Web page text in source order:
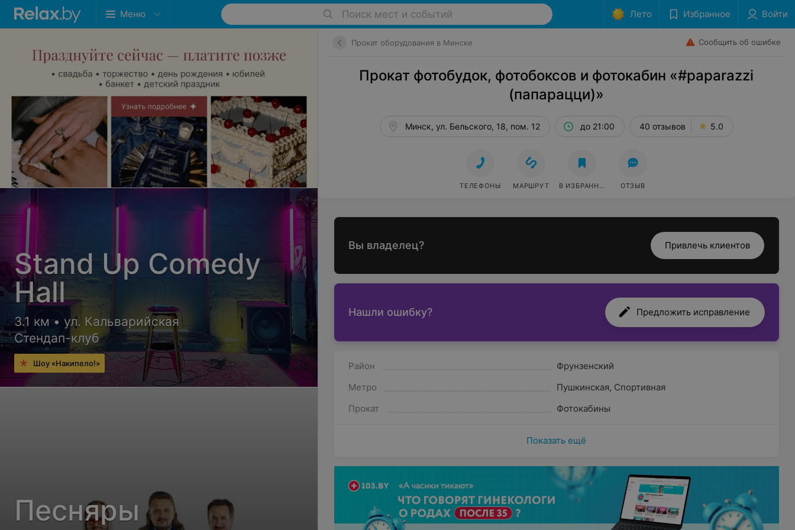
Меню Поиск мест и событий Лето Избранное Войти
Прокат оборудования в Минске Сообщить об ошибке
Прокат фотобудок, фотобоксов и фотокабин «#paparazzi
(папарацци)»
Минск, ул. Бельского, 18, пом. 12 до 21:00 40 отзывов 5.0
ТЕЛЕФОНЫ МАРШРУТ В ИЗБРАННОЕ ОТЗЫВ
Вы владелец? Привлечь клиентов
Нашли ошибку? Предложить исправление
Район
Фрунзенский
Метро
Пушкинская, Спортивная
Прокат
Фотокабины
Показать ещё
Stand Up Comedy
Hall
3.1 км • ул. Кальварийская
Стендап-клуб
Шоу «Накипело!»
Песняры